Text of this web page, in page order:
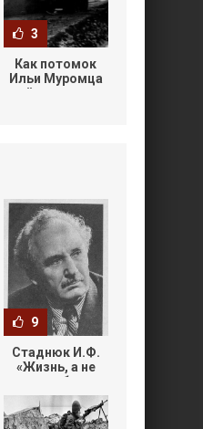
3
Как потомок
Ильи Муромца
сжёг два тигра
9
Стаднюк И.Ф.
«Жизнь, а не
служба»